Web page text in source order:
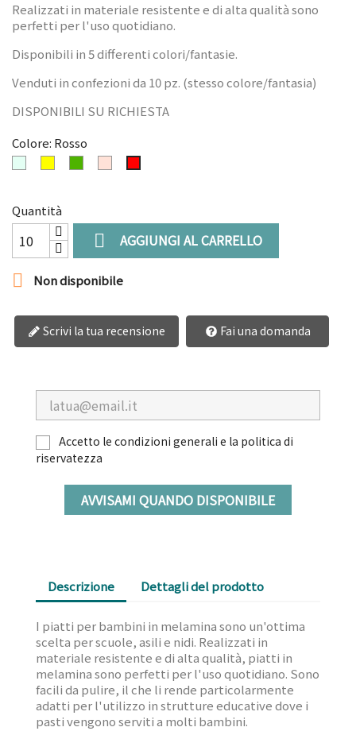
Realizzati in materiale resistente e di alta qualità sono
perfetti per l'uso quotidiano.
Disponibili in 5 differenti colori/fantasie.
Venduti in confezioni da 10 pz. (stesso colore/fantasia)
DISPONIBILI SU RICHIESTA
Colore: Rosso
Rosso
Quantità
 AGGIUNGI AL CARRELLO
 Non disponibile
Scrivi la tua recensione Fai una domanda
Accetto le condizioni generali e la politica di
riservatezza
AVVISAMI QUANDO DISPONIBILE
Descrizione Dettagli del prodotto
I piatti per bambini in melamina sono un'ottima
scelta per scuole, asili e nidi. Realizzati in
materiale resistente e di alta qualità, piatti in
melamina sono perfetti per l'uso quotidiano. Sono
facili da pulire, il che li rende particolarmente
adatti per l'utilizzo in strutture educative dove i
pasti vengono serviti a molti bambini.